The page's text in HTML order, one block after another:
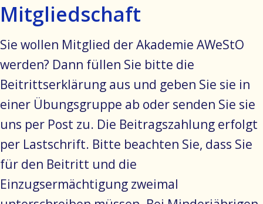
Mitgliedschaft
Sie wollen Mitglied der Akademie AWeStO
werden? Dann füllen Sie bitte die
Beitrittserklärung aus und geben Sie sie in
einer Übungsgruppe ab oder senden Sie sie
uns per Post zu. Die Beitragszahlung erfolgt
per Lastschrift. Bitte beachten Sie, dass Sie
für den Beitritt und die
Einzugsermächtigung zweimal